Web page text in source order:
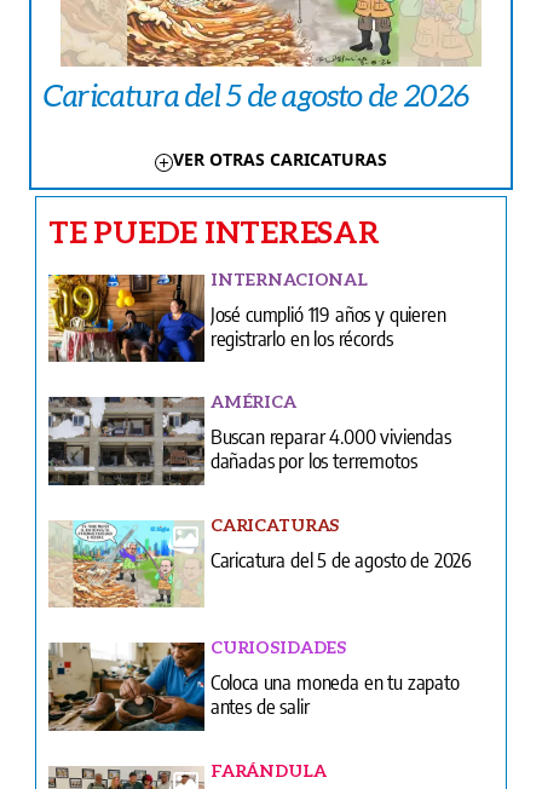
Caricatura del 5 de agosto de 2026
VER OTRAS CARICATURAS
TE PUEDE INTERESAR
INTERNACIONAL
José cumplió 119 años y quieren
registrarlo en los récords
AMÉRICA
Buscan reparar 4.000 viviendas
dañadas por los terremotos
CARICATURAS
Caricatura del 5 de agosto de 2026
CURIOSIDADES
Coloca una moneda en tu zapato
antes de salir
FARÁNDULA